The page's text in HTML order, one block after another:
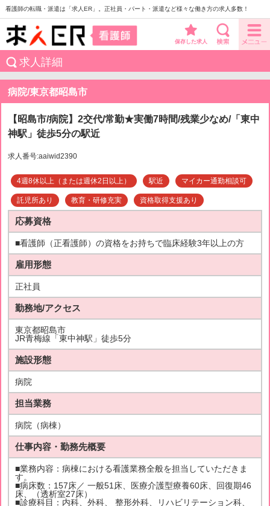
看護師の転職・派遣は「求人ER」。正社員・パート・派遣など様々な働き方の求人多数！
保存した求人
求人詳細
病院/東京都昭島市
【昭島市/病院】2交代/常勤★実働7時間/残業少なめ/「東中
神駅」徒歩5分の駅近
求人番号:aaiwid2390
4週8休以上（または週休2日以上） 駅近 マイカー通勤相談可
託児所あり 教育・研修充実 資格取得支援あり
応募資格
■看護師（正看護師）の資格をお持ちで臨床経験3年以上の方
雇用形態
正社員
勤務地/アクセス
東京都昭島市
JR青梅線「東中神駅」徒歩5分
施設形態
病院
担当業務
病院（病棟）
仕事内容・勤務先概要
■業務内容：病棟における看護業務全般を担当していただきま
す。
■病床数：157床／ 一般51床、医療介護型療養60床、回復期46
床、（透析室27床）
■診療科目：内科、外科、 整形外科、リハビリテーション科、